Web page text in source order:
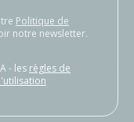
Politique de
notre newsletter.
- les règles de